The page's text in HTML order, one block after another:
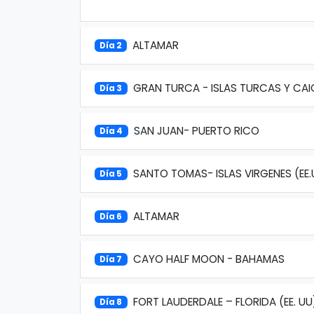
Día 2 ALTAMAR
Día 3 GRAN TURCA - ISLAS TURCAS Y
Día 4 SAN JUAN- PUERTO RICO
Día 5 SANTO TOMAS- ISLAS VIRGENES
Día 6 ALTAMAR
Día 7 CAYO HALF MOON - BAHAMAS
Día 8 FORT LAUDERDALE – FLORIDA (EE.